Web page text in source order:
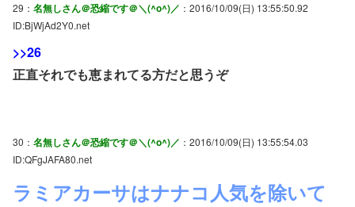
29： 名無しさん＠恐縮です＠＼(^o^)／ ：2016/10/09(日) 13:55:50.92
ID:BjWjAd2Y0.net
>>26
正直それでも恵まれてる方だと思うぞ
30： 名無しさん＠恐縮です＠＼(^o^)／ ：2016/10/09(日) 13:55:54.03
ID:QFgJAFA80.net
ラミアカーサはナナコ人気を除いて